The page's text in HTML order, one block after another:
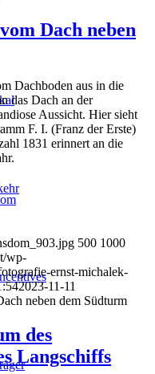
Dach neben
Dachboden aus in die
das Dach an der
Aussicht. Hier sieht
F. I. (Franz der Erste)
1831 erinnert an die
500 1000
wp-
ernst-michalek-
2023-11-11
neben dem Südturm
des
Langschiffs